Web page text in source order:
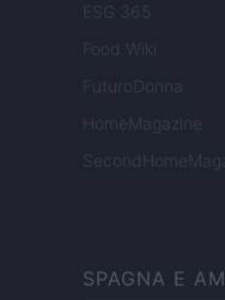
ESG 365
Food Wiki
FuturoDonna
HomeMagazine
SPAGNA E